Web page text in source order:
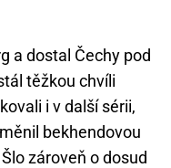
a dostal Čechy pod
těžkou chvíli
i v další sérii,
bekhendovou
zároveň o dosud